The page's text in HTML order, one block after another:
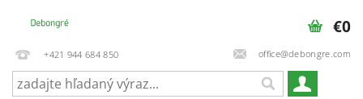
+421 944 684 850 office@debongre.com
€0